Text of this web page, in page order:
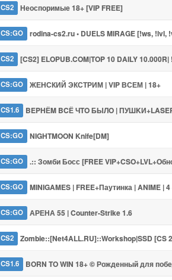
CS2 Неоспоримые 18+ [VIP FREE]
CS:GO rodina-cs2.ru • DUELS MIRAGE [!ws, !lvl,
CS2 [CS2] ELOPUB.COM|TOP 10 DAILY 10.000R|
CS:GO ЖЕНСКИЙ ЭКСТРИМ | VIP ВСЕМ | 18+
CS1.6 BEPHЁM BCЁ ЧTO БЫЛO |
CS:GO NIGHTMOON Knife[DM]
CS:GO .:: Зомби Босс [FREE
CS:GO MINIGAMES | FREE+Паутинка | ANIME |
CS:GO АРЕНА 55 | Counter-Strike 1.6
CS2 Zombie::[Net4ALL.RU]::Workshop|SSD [CS
CS1.6 BORN TO WIN 18+ © Рожденный для